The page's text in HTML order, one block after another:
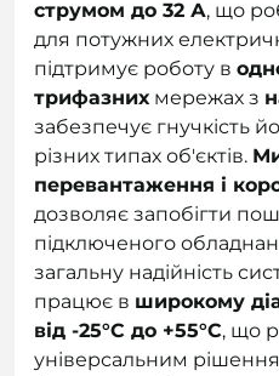
струмом до 32 А, що
для потужних
підтримує роботу в
трифазнихмережах з
забезпечує гнучкість
різних типах об'єктів.
перевантаження і
дозволяє запобігти
підключеного
загальну надійність
працює в широкому
від -25°C до +55°C, що
універсальним